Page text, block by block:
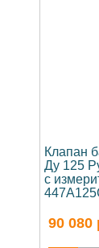
Клапан
Ду 125
с
90 080